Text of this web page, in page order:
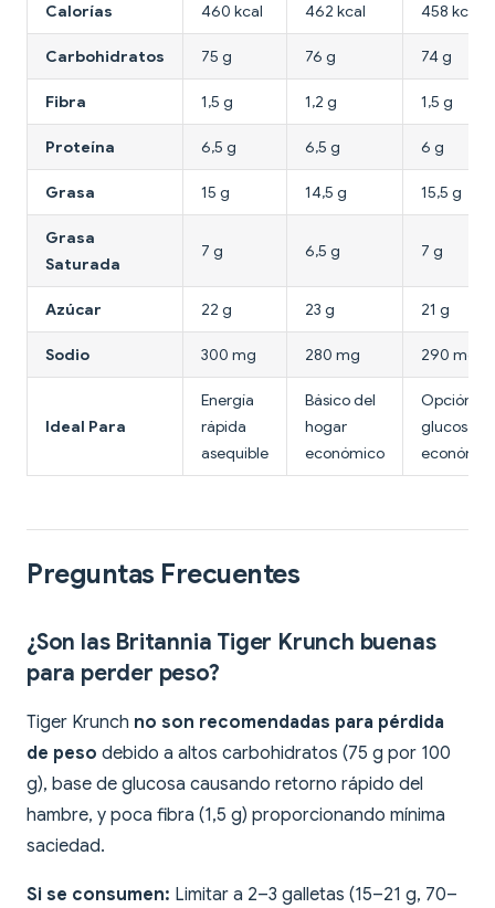
Calorías 460 kcal 462 kcal 458 kcal
Carbohidratos 75 g 76 g 74 g
Fibra 1,5 g 1,2 g 1,5 g
Proteína 6,5 g 6,5 g 6 g
Grasa 15 g 14,5 g 15,5 g
Grasa
Saturada
7 g 6,5 g 7 g
Azúcar 22 g 23 g 21 g
Sodio 300 mg 280 mg 290 mg
Ideal Para
Energía
rápida
asequible
Básico del
hogar
económico
Opción de
glucosa
Preguntas Frecuentes
¿Son las Britannia Tiger Krunch buenas
para perder peso?
Tiger Krunch no son recomendadas para pérdida
de peso debido a altos carbohidratos (75 g por 100
g), base de glucosa causando retorno rápido del
hambre, y poca fibra (1,5 g) proporcionando mínima
saciedad.
Si se consumen: Limitar a 2–3 galletas (15–21 g, 70–